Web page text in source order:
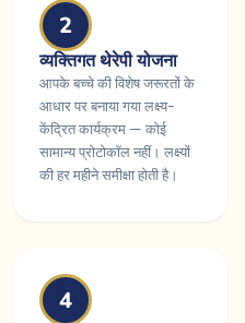
2
व्यक्तिगत थेरेपी योजना
आपके बच्चे की विशेष जरूरतों के
आधार पर बनाया गया लक्ष्य-
केंद्रित कार्यक्रम — कोई
सामान्य प्रोटोकॉल नहीं। लक्ष्यों
की हर महीने समीक्षा होती है।
4